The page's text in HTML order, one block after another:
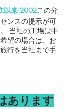
以来 2002この分
ンスの提示が可
当社の工場は中
望の場合は、お
行を当社まで手
あります